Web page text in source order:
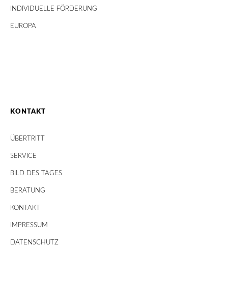
INDIVIDUELLE FÖRDERUNG
EUROPA
KONTAKT
ÜBERTRITT
SERVICE
BILD DES TAGES
BERATUNG
KONTAKT
IMPRESSUM
DATENSCHUTZ